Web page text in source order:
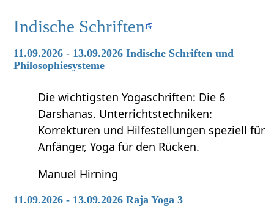
Indische Schriften
11.09.2026 - 13.09.2026 Indische Schriften und
Philosophiesysteme
Die wichtigsten Yogaschriften: Die 6
Darshanas. Unterrichtstechniken:
Korrekturen und Hilfestellungen speziell für
Anfänger, Yoga für den Rücken.
Manuel Hirning
11.09.2026 - 13.09.2026 Raja Yoga 3